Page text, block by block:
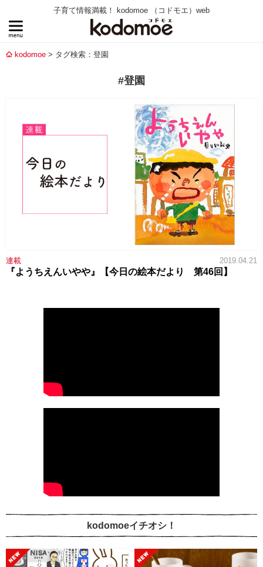
子育て情報満載！ kodomoe （コドモエ）web
kodomoe タグ検索：登園
#登園
連載 2019.04.21
『ようちえんいやや』【今日の絵本だより 第46回】
kodomoeイチオシ！